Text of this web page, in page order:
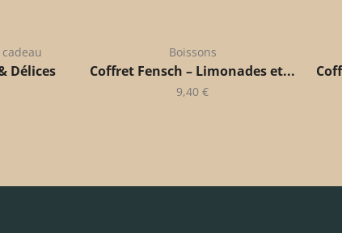
Délices
Boissons
Coffret Fensch – Limonades et...
9,40 €